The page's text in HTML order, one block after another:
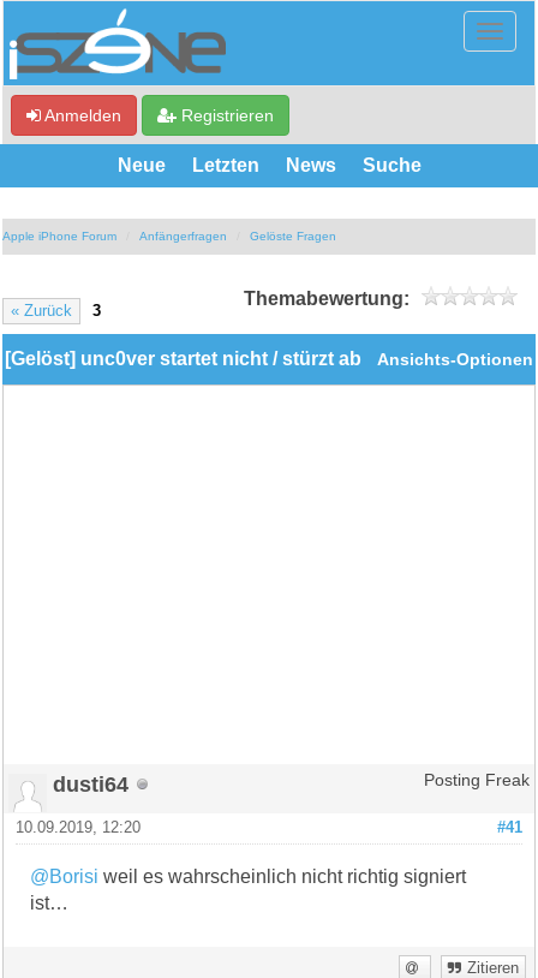
Anmelden Registrieren
Neue Letzten News Suche
Apple iPhone Forum Anfängerfragen Gelöste Fragen
« Zurück 3
Themabewertung:
Ansichts-Optionen
[Gelöst] unc0ver startet nicht / stürzt ab
dusti64 Posting Freak
#41
10.09.2019, 12:20
@Borisi weil es wahrscheinlich nicht richtig signiert
ist…
Zitieren